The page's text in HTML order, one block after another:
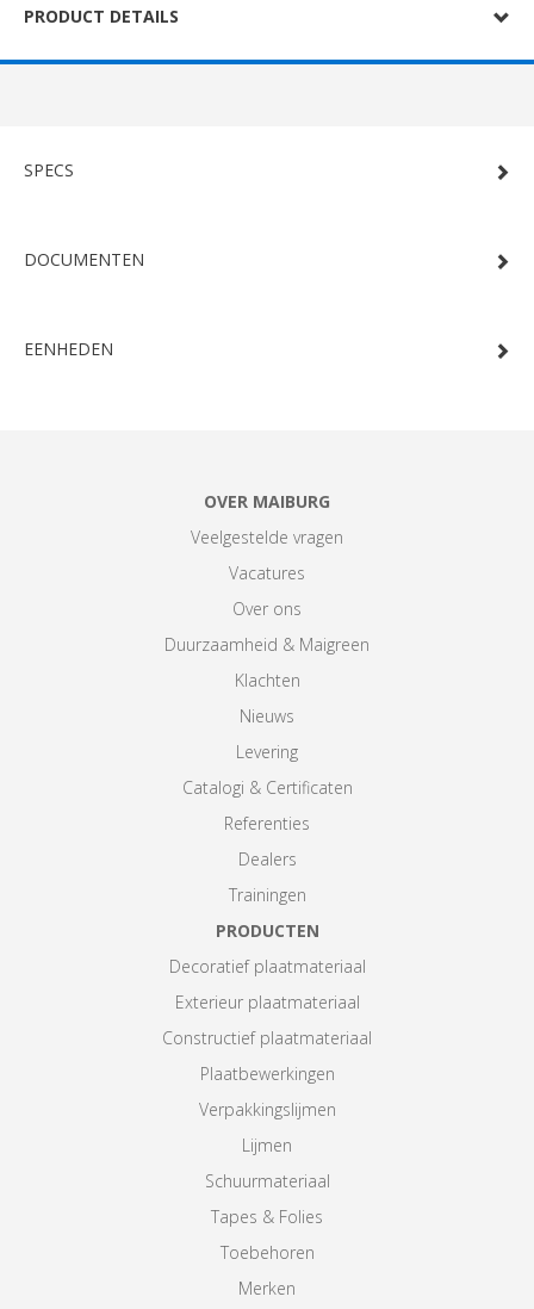
PRODUCT DETAILS
SPECS
DOCUMENTEN
EENHEDEN
OVER MAIBURG
Veelgestelde vragen
Vacatures
Over ons
Duurzaamheid & Maigreen
Klachten
Nieuws
Levering
Catalogi & Certificaten
Referenties
Dealers
Trainingen
PRODUCTEN
Decoratief plaatmateriaal
Exterieur plaatmateriaal
Constructief plaatmateriaal
Plaatbewerkingen
Verpakkingslijmen
Lijmen
Schuurmateriaal
Tapes & Folies
Toebehoren
Merken